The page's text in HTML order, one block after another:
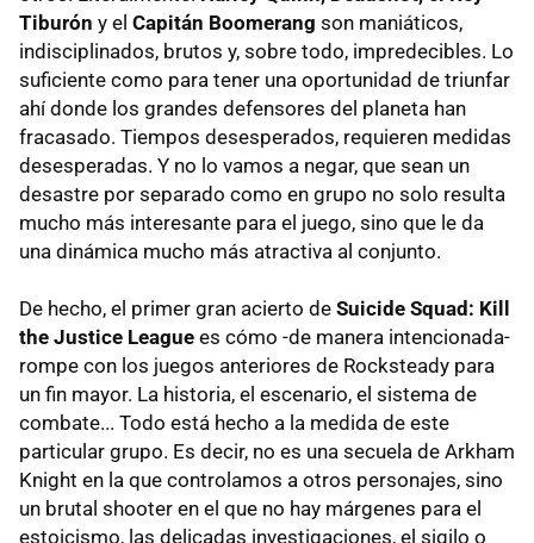
Tiburón y el Capitán Boomerang son maniáticos,
indisciplinados, brutos y, sobre todo, impredecibles. Lo
suficiente como para tener una oportunidad de triunfar
ahí donde los grandes defensores del planeta han
fracasado. Tiempos desesperados, requieren medidas
desesperadas. Y no lo vamos a negar, que sean un
desastre por separado como en grupo no solo resulta
mucho más interesante para el juego, sino que le da
una dinámica mucho más atractiva al conjunto.
De hecho, el primer gran acierto de Suicide Squad: Kill
the Justice League es cómo -de manera intencionada-
rompe con los juegos anteriores de Rocksteady para
un fin mayor. La historia, el escenario, el sistema de
combate... Todo está hecho a la medida de este
particular grupo. Es decir, no es una secuela de Arkham
Knight en la que controlamos a otros personajes, sino
un brutal shooter en el que no hay márgenes para el
estoicismo, las delicadas investigaciones, el sigilo o